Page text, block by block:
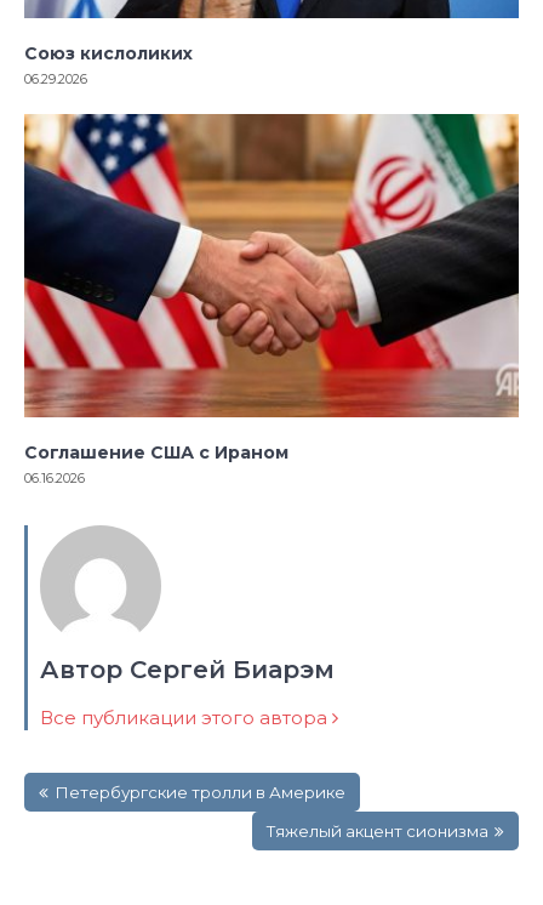
Союз кислоликих
06.29.2026
Соглашение США с Ираном
06.16.2026
Автор Сергей Биарэм
Все публикации этого автора
по Петербургские тролли в Америке
Тяжелый акцент сионизма